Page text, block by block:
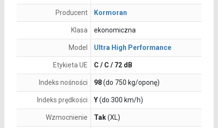
Producent Kormoran
Klasa ekonomiczna
Model Ultra High Performance
Etykieta UE C / C / 72 dB
Indeks nośności 98(do 750 kg/oponę)
Indeks prędkości Y(do 300 km/h)
Wzmocnienie Tak(XL)